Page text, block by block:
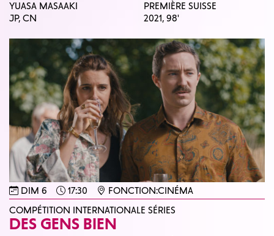
YUASA MASAAKI
JP, CN
PREMIÈRE SUISSE
2021,98'
DIM 6 17:30
FONCTION:CINÉMA
COMPÉTITION INTERNATIONALE SÉRIES
DES GENS BIEN